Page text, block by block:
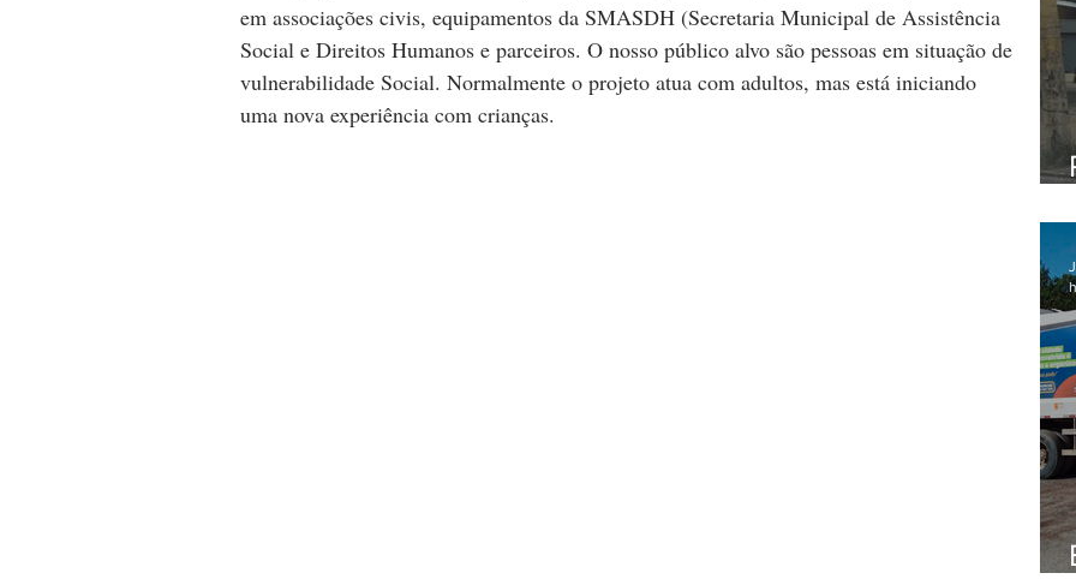
em associações civis, equipamentos da SMASDH (Secretaria Municipal de Assistência
Social e Direitos Humanos e parceiros. O nosso público alvo são pessoas em situação de
vulnerabilidade Social. Normalmente o projeto atua com adultos, mas está iniciando
uma nova experiência com crianças.